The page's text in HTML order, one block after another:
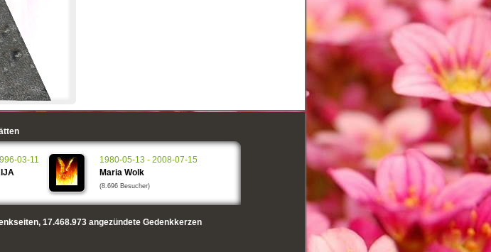
03-11
1980-05-13 - 2008-07-15
Maria Wolk
(8.696 Besucher)
17.468.973angezündete Gedenkkerzen